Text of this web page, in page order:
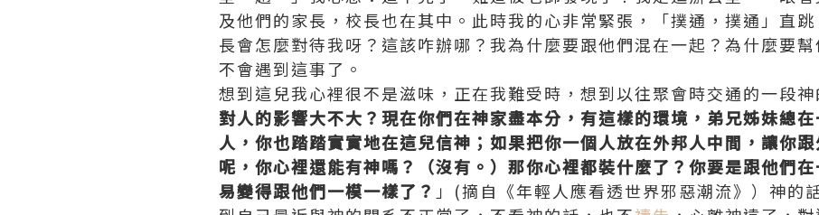
及他們的家長，校長也在其中。此時我的心非常緊張，「撲通，撲通」直
長會怎麼對待我呀？這該咋辦哪？我為什麼要跟他們混在一起？為什麼要
不會遇到這事了。
想到這兒我心裡很不是滋味，正在我難受時，想到以往聚會時交通的一段
對人的影響大不大 ？現在你們在神家盡本分，有這樣的環境，弟兄姊妹總
人，你也踏踏實實地在這兒信神；如果把你一個人放在外邦人中間，讓你
呢，你心裡還能有神嗎？（沒有。）那你心裡都裝什麼了？你要是跟他們
易變得跟他們一模一樣了？ 」(摘自《年輕人應看透世界邪惡潮流》）神的